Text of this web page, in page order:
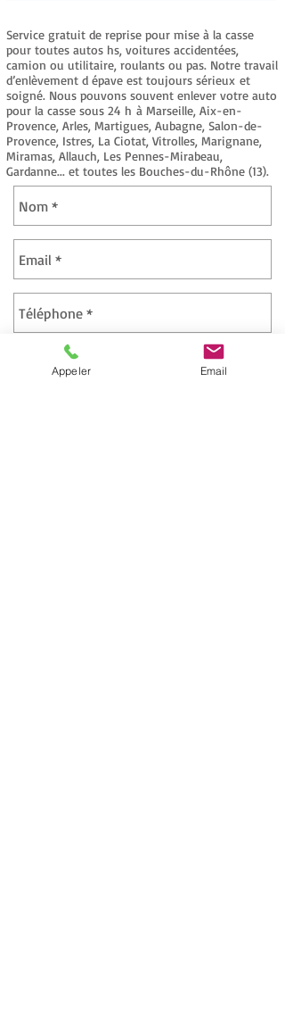
Service gratuit de reprise pour mise à la casse
pour toutes autos hs, voitures accidentées,
camion ou utilitaire, roulants ou pas. Notre travail
d’enlèvement d épave est toujours sérieux et
soigné. Nous pouvons souvent enlever votre auto
pour la casse sous 24 h à Marseille, Aix-en-
Provence, Arles, Martigues, Aubagne, Salon-de-
Provence, Istres, La Ciotat, Vitrolles, Marignane,
Miramas, Allauch, Les Pennes-Mirabeau,
Gardanne... et toutes les Bouches-du-Rhône (13).
Appeler Email